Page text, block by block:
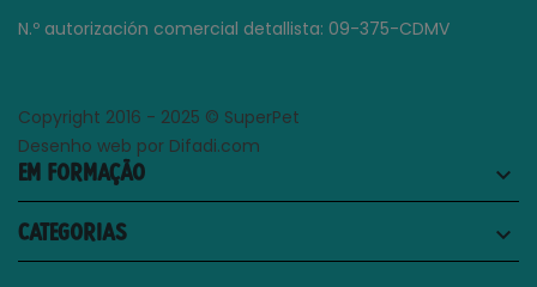
N.º autorización comercial detallista: 09-375-CDMV
Copyright 2016 - 2025 © SuperPet
Desenho web por Difadi.com
EM FORMAÇÃO keyboard_arrow_down
CATEGORIAS keyboard_arrow_down